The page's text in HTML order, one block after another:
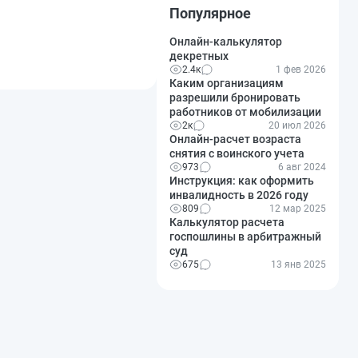
Популярное
Онлайн-калькулятор
декретных
2.4к 1 фев 2026
Каким организациям
разрешили бронировать
работников от мобилизации
2к 20 июл 2026
Онлайн-расчет возраста
снятия с воинского учета
973 6 авг 2024
Инструкция: как оформить
инвалидность в 2026 году
809 12 мар 2025
Калькулятор расчета
госпошлины в арбитражный
суд
675 13 янв 2025